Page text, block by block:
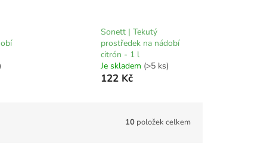
Sonett | Tekutý
prostředek na nádobí
citrón - 1 l
Je skladem (>5 ks)
122 Kč
10 položek celkem